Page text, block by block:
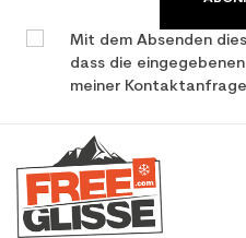
Mit dem Absenden
dass die
meiner